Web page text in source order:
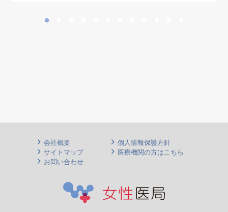
会社概要
個人情報保護方針
サイトマップ
医療機関の方はこちら
お問い合わせ